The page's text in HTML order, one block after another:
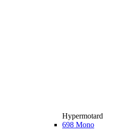
Hypermotard
698 Mono